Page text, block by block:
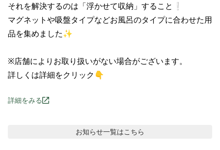
それを解決するのは「浮かせて収納」すること❕
マグネットや吸盤タイプなどお風呂のタイプに合わせた用
品を集めました✨
※店舗によりお取り扱いがない場合がございます。
詳しくは詳細をクリック👇
詳細をみる
お知らせ一覧はこちら